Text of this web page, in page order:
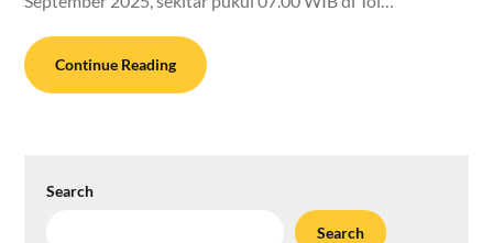
Continue Reading
Search
Search